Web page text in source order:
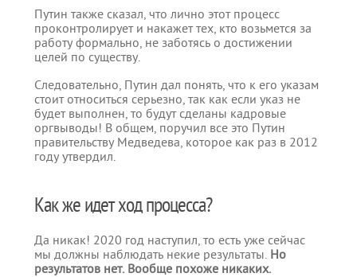
Путин также сказал, что лично этот процесс
проконтролирует и накажет тех, кто возьмется за
работу формально, не заботясь о достижении
целей по существу.
Следовательно, Путин дал понять, что к его указам
стоит относиться серьезно, так как если указ не
будет выполнен, то будут сделаны кадровые
оргвыводы! В общем, поручил все это Путин
правительству Медведева, которое как раз в 2012
году утвердил.
Как же идет ход процесса?
Да никак! 2020 год наступил, то есть уже сейчас
мы должны наблюдать некие результаты. Но
результатов нет. Вообще похоже никаких.